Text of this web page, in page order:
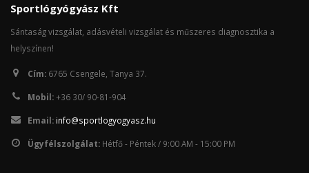
Sportlógyógyász Kft
Sántaság vizsgálat, adásvételi vizsgálat és műszeres diagnosztika a
helyszínen!
Cím: 6765 Csengele, Tanya 37.
Mobil:+36 30/ 90-81-904
Email: info@sportlogyogyasz.hu
Ügyfélszolgálat: Hétfő - Péntek / 9:00 AM - 15:00 PM